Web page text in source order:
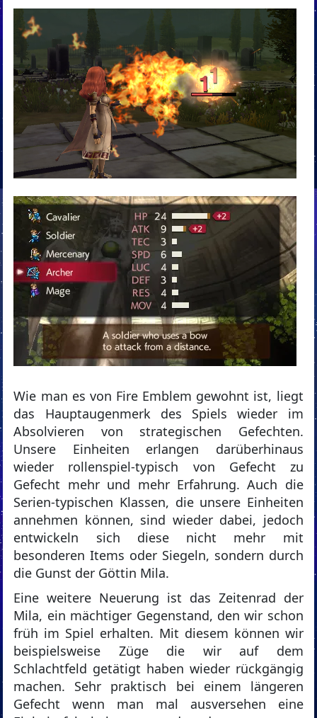
Wie man es von Fire Emblem gewohnt ist, liegt
das Hauptaugenmerk des Spiels wieder im
Absolvieren von strategischen Gefechten.
Unsere Einheiten erlangen darüberhinaus
wieder rollenspiel-typisch von Gefecht zu
Gefecht mehr und mehr Erfahrung. Auch die
Serien-typischen Klassen, die unsere Einheiten
annehmen können, sind wieder dabei, jedoch
entwickeln sich diese nicht mehr mit
besonderen Items oder Siegeln, sondern durch
die Gunst der Göttin Mila.
Eine weitere Neuerung ist das Zeitenrad der
Mila, ein mächtiger Gegenstand, den wir schon
früh im Spiel erhalten. Mit diesem können wir
beispielsweise Züge die wir auf dem
Schlachtfeld getätigt haben wieder rückgängig
machen. Sehr praktisch bei einem längeren
Gefecht wenn man mal ausversehen eine